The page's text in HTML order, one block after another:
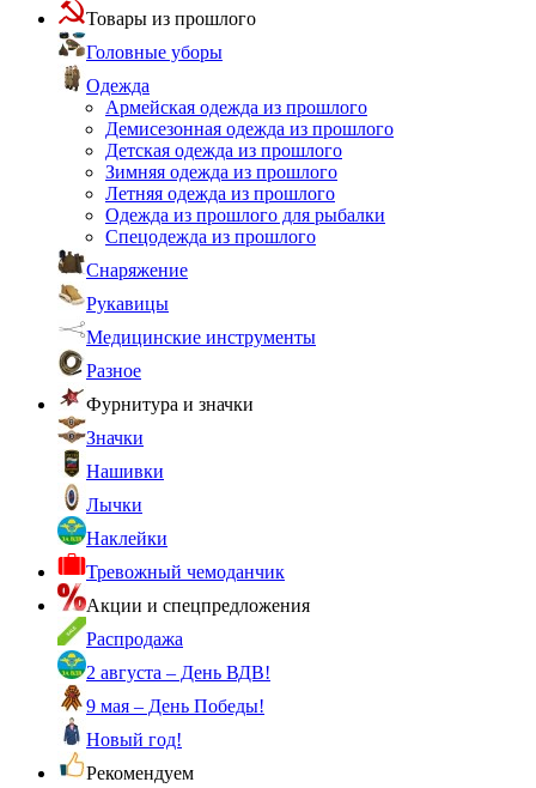
Товары из прошлого
Головные уборы
Одежда
Армейская одежда из прошлого
Демисезонная одежда из прошлого
Детская одежда из прошлого
Зимняя одежда из прошлого
Летняя одежда из прошлого
Одежда из прошлого для рыбалки
Спецодежда из прошлого
Снаряжение
Рукавицы
Медицинские инструменты
Разное
Фурнитура и значки
Значки
Нашивки
Лычки
Наклейки
Тревожный чемоданчик
Акции и спецпредложения
Распродажа
2 августа – День ВДВ!
9 мая – День Победы!
Новый год!
Рекомендуем